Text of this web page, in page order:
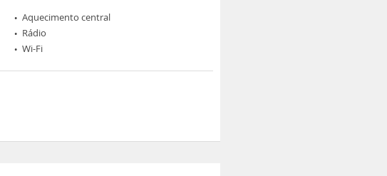
Aquecimento central
Rádio
Wi-Fi